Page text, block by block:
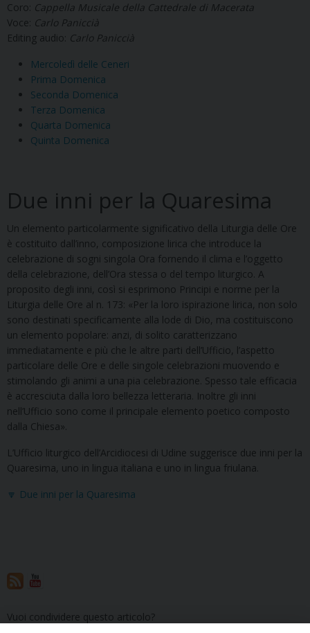
Coro: Cappella Musicale della Cattedrale di Macerata
Voce: Carlo Paniccià
Editing audio: Carlo Paniccià
Mercoledì delle Ceneri
Prima Domenica
Seconda Domenica
Terza Domenica
Quarta Domenica
Quinta Domenica
Due inni per la Quaresima
Un elemento particolarmente significativo della Liturgia delle Ore
è costituito dall’inno, composizione lirica che introduce la
celebrazione di sogni singola Ora fornendo il clima e l’oggetto
della celebrazione, dell’Ora stessa o del tempo liturgico. A
proposito degli inni, così si esprimono Principi e norme per la
Liturgia delle Ore al n. 173: «Per la loro ispirazione lirica, non solo
sono destinati specificamente alla lode di Dio, ma costituiscono
un elemento popolare: anzi, di solito caratterizzano
immediatamente e più che le altre parti dell’Ufficio, l’aspetto
particolare delle Ore e delle singole celebrazioni muovendo e
stimolando gli animi a una pia celebrazione. Spesso tale efficacia
è accresciuta dalla loro bellezza letteraria. Inoltre gli inni
nell’Ufficio sono come il principale elemento poetico composto
dalla Chiesa».
L’Ufficio liturgico dell’Arcidiocesi di Udine suggerisce due inni per la
Quaresima, uno in lingua italiana e uno in lingua friulana.
🔽 Due inni per la Quaresima
Vuoi condividere questo articolo?